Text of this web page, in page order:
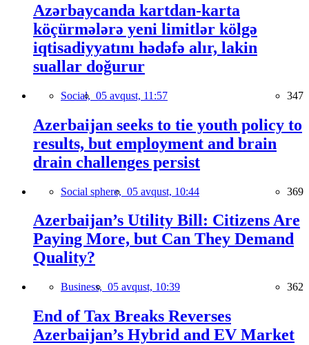
Azərbaycanda kartdan-karta
köçürmələrə yeni limitlər kölgə
iqtisadiyyatını hədəfə alır, lakin
suallar doğurur
Social, 05 avqust, 11:57 347
Azerbaijan seeks to tie youth policy to
results, but employment and brain
drain challenges persist
Social sphere, 05 avqust, 10:44 369
Azerbaijan’s Utility Bill: Citizens Are
Paying More, but Can They Demand
Quality?
Business, 05 avqust, 10:39 362
End of Tax Breaks Reverses
Azerbaijan’s Hybrid and EV Market